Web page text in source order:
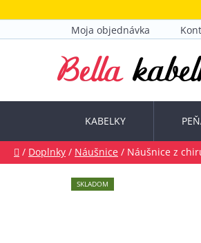
na
Moja objednávka
KABELKY
Domov
/ Doplnky / Náušnice / Náušnice z
SKLADOM